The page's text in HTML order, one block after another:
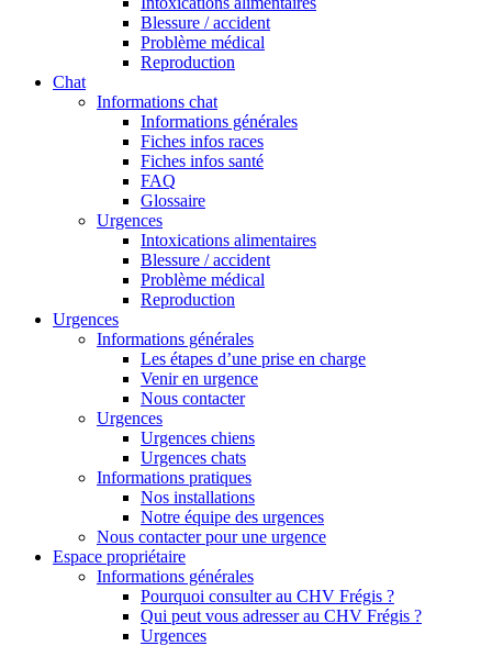
Blessure / accident
Problème médical
Reproduction
Chat
Informations chat
Informations générales
Fiches infos races
Fiches infos santé
FAQ
Glossaire
Urgences
Intoxications alimentaires
Blessure / accident
Problème médical
Reproduction
Urgences
Informations générales
Les étapes d’une prise en charge
Venir en urgence
Nous contacter
Urgences
Urgences chiens
Urgences chats
Informations pratiques
Nos installations
Notre équipe des urgences
Nous contacter pour une urgence
Espace propriétaire
Informations générales
Pourquoi consulter au CHV Frégis ?
Qui peut vous adresser au CHV Frégis ?
Urgences